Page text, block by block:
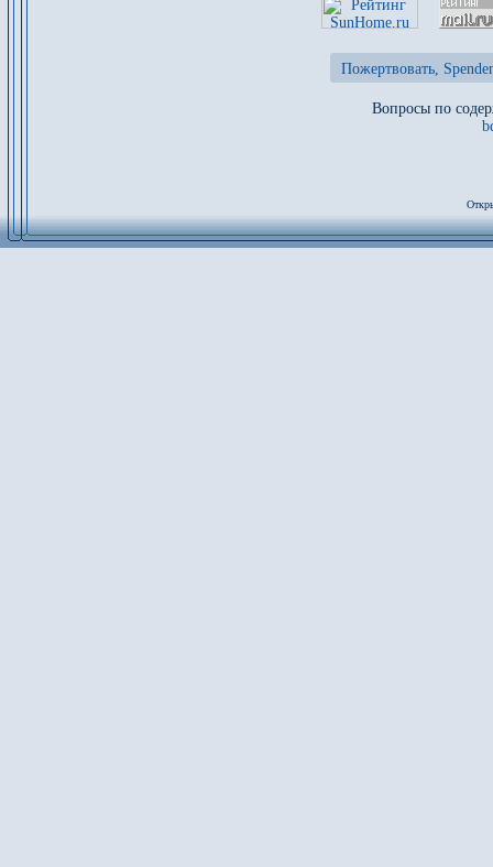
Пожертвовать,
Вопросы по